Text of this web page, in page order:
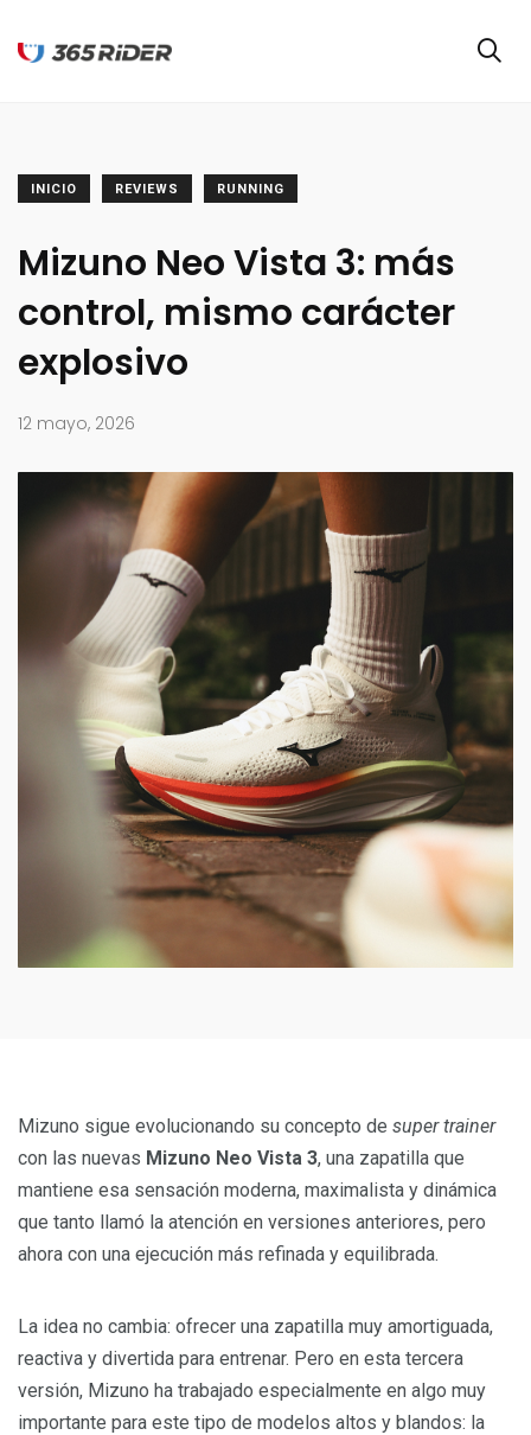
INICIO REVIEWS RUNNING
Mizuno Neo Vista 3: más
control, mismo carácter
explosivo
12 mayo, 2026
Mizuno sigue evolucionando su concepto de super trainer
con las nuevas Mizuno Neo Vista 3, una zapatilla que
mantiene esa sensación moderna, maximalista y dinámica
que tanto llamó la atención en versiones anteriores, pero
ahora con una ejecución más refinada y equilibrada.
La idea no cambia: ofrecer una zapatilla muy amortiguada,
reactiva y divertida para entrenar. Pero en esta tercera
versión, Mizuno ha trabajado especialmente en algo muy
importante para este tipo de modelos altos y blandos: la